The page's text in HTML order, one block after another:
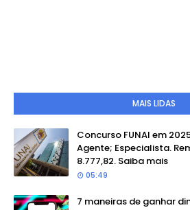
MAIS LIDAS
Concurso FUNAI em
Agente; Especialista.
8.777,82. Saiba mais
05:49
7 maneiras de ganhar